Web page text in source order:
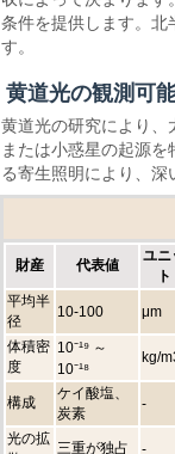
条件を提供します。北
す。
黄道光の観測可
黄道光の研究により、
または小惑星の起源
る寄生照明により、深
財産 代表値
ユニ
ト
平均半
径
10-100 μm
体積密
度
10⁻¹⁹ ～
10⁻¹⁸
kg/
構成
ケイ酸塩、
炭素
-
光の拡
三重が独占 -